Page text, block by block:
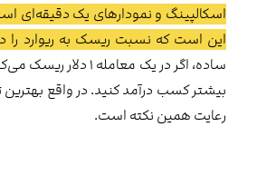
اسکالپینگ و نمودارهای یک دقیقه‌ای
این است که نسبت ریسک به ریوارد را
بیشتر کسب درآمد کنید. در واقع بهترین
رعایت همین نکته است.